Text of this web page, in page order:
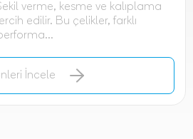
verme, kesme ve kalıplama
edilir. Bu çelikler, farklı
İncele